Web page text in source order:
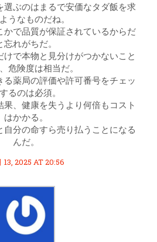
選ぶのはまるで安価なタダ飯を求
うなものだね。
かで品質が保証されているからだ
忘れがちだ。
で本物と見分けがつかないこと
危険度は相当だ。
る薬局の評価や許可番号をチェッ
るのは必須。
、健康を失うより何倍もコスト
はかかる。
分の命すら売り払うことになる
んだ。
13, 2025 AT 20:56